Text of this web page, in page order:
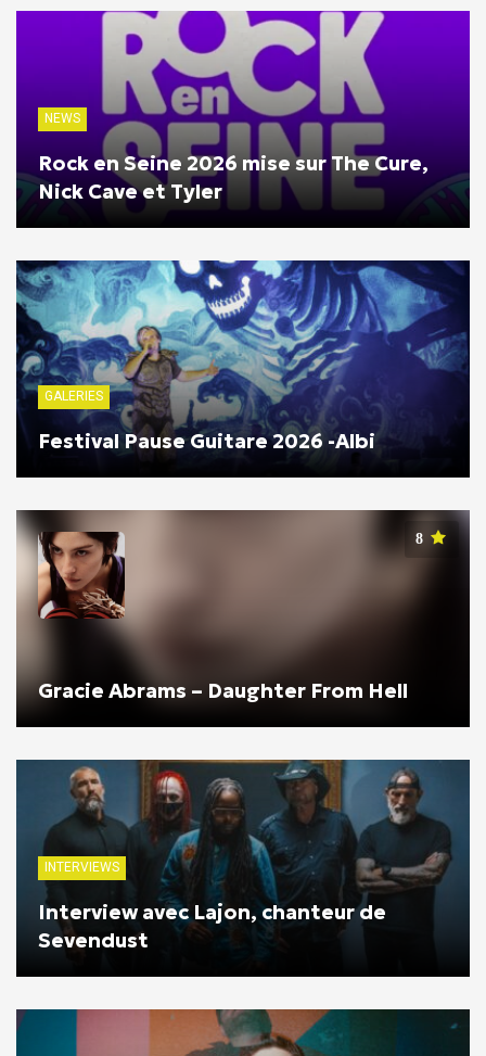
NEWS
Rock en Seine 2026 mise sur The Cure,
Nick Cave et Tyler
GALERIES
Festival Pause Guitare 2026 -Albi
8
Gracie Abrams – Daughter From Hell
INTERVIEWS
Interview avec Lajon, chanteur de
Sevendust